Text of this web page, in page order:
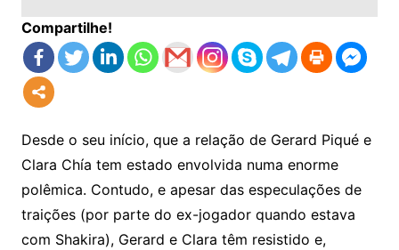
Compartilhe!
Desde o seu início, que a relação de Gerard Piqué e
Clara Chía tem estado envolvida numa enorme
polêmica. Contudo, e apesar das especulações de
traições (por parte do ex-jogador quando estava
com Shakira), Gerard e Clara têm resistido e,